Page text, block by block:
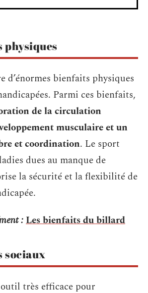
physiques
d’énormes bienfaits physiques
Parmi ces bienfaits,
de la circulation
musculaire et un
et coordination. Le sport
dues au manque de
la sécurité et la flexibilité de
:Les bienfaits du billard
sociaux
très efficace pour